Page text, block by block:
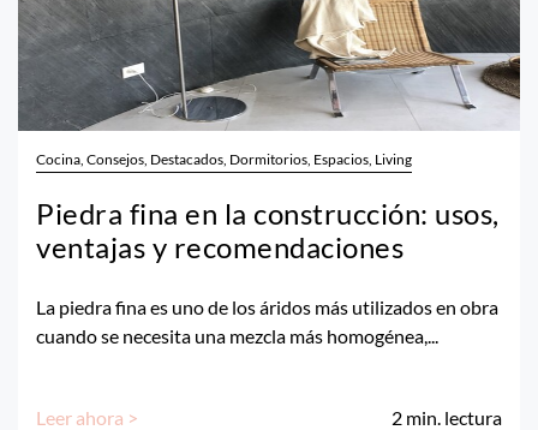
Cocina, Consejos, Destacados, Dormitorios, Espacios, Living
Piedra fina en la construcción: usos,
ventajas y recomendaciones
La piedra fina es uno de los áridos más utilizados en obra
cuando se necesita una mezcla más homogénea,...
Leer ahora > 2 min. lectura